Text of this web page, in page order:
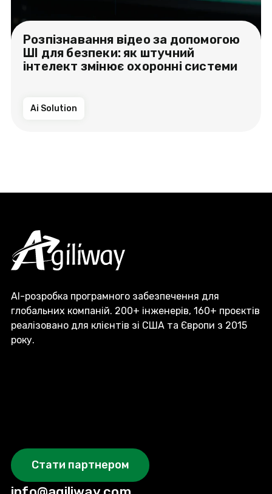
Розпізнавання відео за допомогою
ШІ для безпеки: як штучний
інтелект змінює охоронні системи
Ai Solution
AI-розробка програмного забезпечення для
глобальних компаній. 200+ інженерів, 160+ проєктів
реалізовано для клієнтів зі США та Європи з 2015
року.
Стати партнером